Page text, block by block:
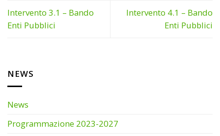
NEWS
News
Programmazione 2023-2027
Intervento 3.1 – Bando
Enti Pubblici
Intervento 4.1 – Bando
Enti Pubblici